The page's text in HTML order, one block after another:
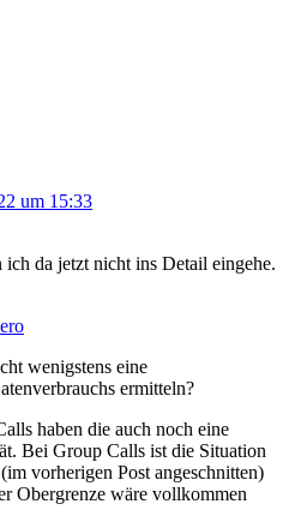
um 15:33
da jetzt nicht ins Detail eingehe.
wenigstens eine
ermitteln?
haben die auch noch eine
Bei Group Calls ist die Situation
vorherigen Post angeschnitten)
Obergrenze wäre vollkommen